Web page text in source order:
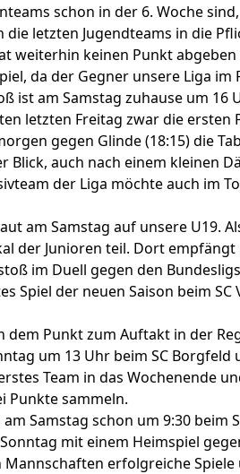
schon in der 6. Woche
die letzten Jugendteams in die
weiterhin keinen Punkt
da der Gegner unsere Liga
ist am Samstag zuhause um 16
letzten Freitag zwar die
gegen Glinde (18:15) die
Blick, auch nach einem kleinen
der Liga möchte auch im
am Samstag auf unsere U19.
der Junioren teil. Dort
im Duell gegen den
Spiel der neuen Saison beim
dem Punkt zum Auftakt in der
um 13 Uhr beim SC Borgfeld
Team in das Wochenende
Punkte sammeln.
Samstag schon um 9:30 beim
mit einem Heimspiel
Mannschaften erfolgreiche